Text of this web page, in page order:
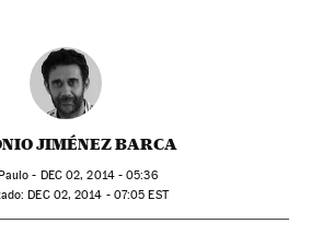
JIMÉNEZ BARCA
- DEC02, 2014 - 05:36
DEC02, 2014 - 07:05 EST